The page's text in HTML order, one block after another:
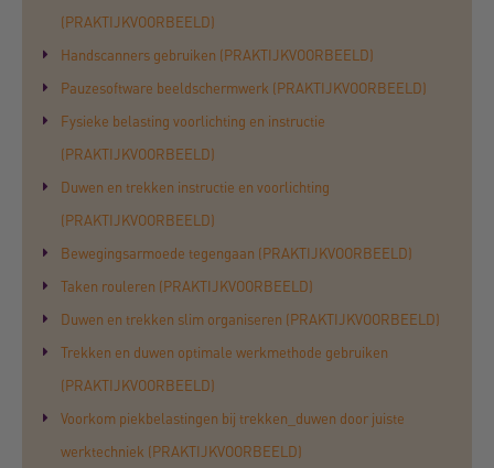
(PRAKTIJKVOORBEELD)
Handscanners gebruiken (PRAKTIJKVOORBEELD)
Pauzesoftware beeldschermwerk (PRAKTIJKVOORBEELD)
Fysieke belasting voorlichting en instructie
(PRAKTIJKVOORBEELD)
Duwen en trekken instructie en voorlichting
(PRAKTIJKVOORBEELD)
Bewegingsarmoede tegengaan (PRAKTIJKVOORBEELD)
Taken rouleren (PRAKTIJKVOORBEELD)
Duwen en trekken slim organiseren (PRAKTIJKVOORBEELD)
Trekken en duwen optimale werkmethode gebruiken
(PRAKTIJKVOORBEELD)
Voorkom piekbelastingen bij trekken_duwen door juiste
werktechniek (PRAKTIJKVOORBEELD)